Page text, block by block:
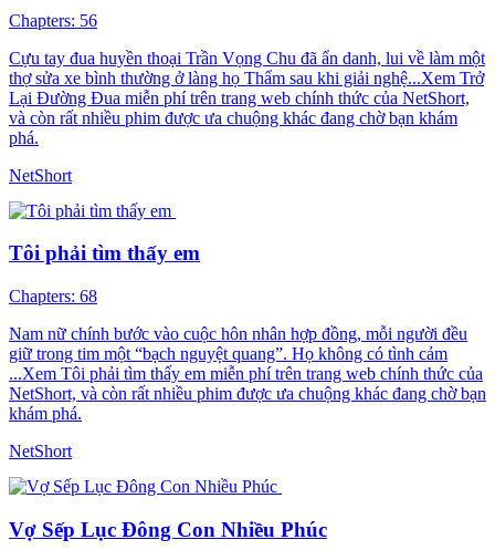
Chapters: 56
Cựu tay đua huyền thoại Trần Vọng Chu đã ẩn danh, lui về làm một
thợ sửa xe bình thường ở làng họ Thẩm sau khi giải nghệ...Xem Trở
Lại Đường Đua miễn phí trên trang web chính thức của NetShort,
và còn rất nhiều phim được ưa chuộng khác đang chờ bạn khám
phá.
NetShort
Tôi phải tìm thấy em
Chapters: 68
Nam nữ chính bước vào cuộc hôn nhân hợp đồng, mỗi người đều
giữ trong tim một “bạch nguyệt quang”. Họ không có tình cảm
...Xem Tôi phải tìm thấy em miễn phí trên trang web chính thức của
NetShort, và còn rất nhiều phim được ưa chuộng khác đang chờ bạn
khám phá.
NetShort
Vợ Sếp Lục Đông Con Nhiều Phúc